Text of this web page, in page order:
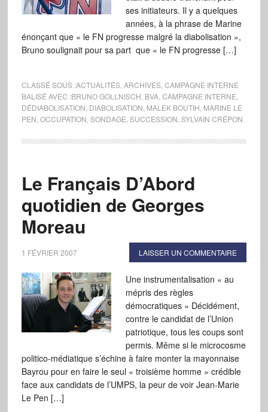
ses initiateurs. Il y a quelques
années, à la phrase de Marine
énonçant que « le FN progresse malgré la diabolisation »,
Bruno soulignait pour sa part que « le FN progresse […]
CLASSÉ SOUS :ACTUALITÉS, ARCHIVES, CAMPAGNE INTERNE
BALISÉ AVEC :BRUNO GOLLNISCH BVA, CAMPAGNE INTERNE
DÉDIABOLISATION DIABOLISATION MALEK BOUTIH MARINE LE
PEN OCCUPATION SONDAGE SUCCESSION SYLVAIN CRÉPON
Le Français D’Abord
quotidien de Georges
Moreau
1 FÉVRIER 2007 LAISSER UN COMMENTAIRE
Une instrumentalisation « au
mépris des règles
démocratiques » Décidément,
contre le candidat de l’Union
patriotique, tous les coups sont
permis. Même si le microcosme
politico-médiatique s’échine à faire monter la mayonnaise
Bayrou pour en faire le seul « troisième homme » crédible
face aux candidats de l’UMPS, la peur de voir Jean-Marie
Le Pen […]